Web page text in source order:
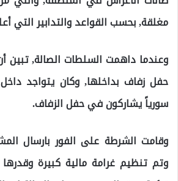
مغلقة, بحسب القواعد والتدابير التي
وعندما داهمت السلطات الصالة, تبين
سورياً يشاركون في حفل الزفاف.
وقامت الشرطة على الفور بارسال